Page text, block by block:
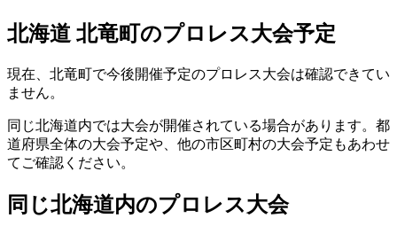
北海道 北竜町のプロレス大会予定
現在、北竜町で今後開催予定のプロレス大会は確認できてい
ません。
同じ北海道内では大会が開催されている場合があります。都
道府県全体の大会予定や、他の市区町村の大会予定もあわせ
てご確認ください。
同じ北海道内のプロレス大会